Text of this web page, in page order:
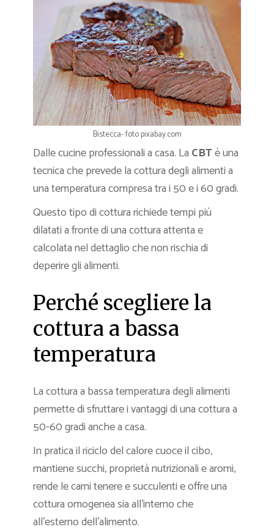
Bistecca- foto pixabay.com
Dalle cucine professionali a casa. La CBTè una
tecnica che prevede la cottura degli alimenti a
una temperatura compresa tra i 50 e i 60 gradi.
Questo tipo di cottura richiede tempi più
dilatati a fronte di una cottura attenta e
calcolata nel dettaglio che non rischia di
deperire gli alimenti.
Perché scegliere la
cottura a bassa
temperatura
La cottura a bassa temperatura degli alimenti
permette di sfruttare i vantaggi di una cottura a
50-60 gradi anche a casa.
In pratica il riciclo del calore cuoce il cibo,
mantiene succhi, proprietà nutrizionali e aromi,
rende le carni tenere e succulenti e offre una
cottura omogenea sia all’interno che
all’esterno dell’alimento.